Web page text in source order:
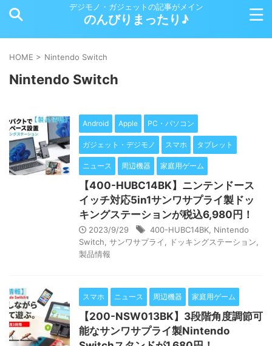
デジモノ・ガジェットの記事がメイン
のんびりまったり♪
HOME > Nintendo Switch
Nintendo Switch
Android Apple PC・パソコン
ガジェット・デジモノ スマホ タブレット
ニュース 周辺機器 家庭用ゲーム
【400-HUBC14BK】ニンテンドース
イッチ対応5in1サンワサプライ製ドッ
キングステーションが税込6,980円！
2023/9/29 400-HUBC14BK Nintendo
Switch サンワサプライ ドッキングステーション
製品情報
スマホ ニュース 周辺機器 家庭用ゲーム
【200-NSW013BK】3段階角度調節可
能なサンワサプライ製Nintendo